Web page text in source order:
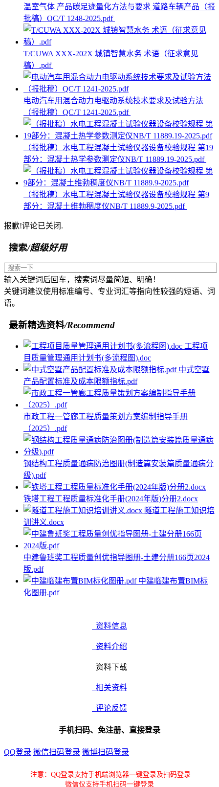
温室气体 产品碳足迹量化方法与要求 道路车辆产品（报
批稿）QC/T 1248-2025.pdf
T/CUWA XXX-202X 城镇智慧水务 术语（征求意见
稿）.pdf
电动汽车用混合动力电驱动系统技术要求及试验方法
（报批稿）QC/T 1241-2025.pdf
（报批稿）水电工程混凝土试验仪器设备校验规程 第19
部分：混凝土热学参数测定仪NB/T 11889.19-2025.pdf
（报批稿）水电工程混凝土试验仪器设备校验规程 第9
部分：混凝土维勃稠度仪NB/T 11889.9-2025.pdf
报歉!评论已关闭.
搜索/超级好用
输入关键词后回车，搜索词尽量简短、明确！
关键词建议使用标准编号、专业词汇等指向性较强的短语、词
语。
最新精选资料/Recommend
工程项
目质量管理通用计划书(多流程图).doc
中式空墅
产品配置标准及成本限额指标.pdf
市政工程一管廊工程质量策划方案编制指导手册
（2025）.pdf
钢结构工程质量通病防治图册(制造篇安装篇质量通病分
级).pdf
铁塔工程工程质量标准化手册(2024年版)分册2.docx
隧道工程施工知识培
训讲义.docx
中建鲁班奖工程质量创优指导图册-土建分册166页2024
版.pdf
中建临建布置BIM标
化图册.pdf
资料信息
资料介绍
资料下载
相关资料
评论反馈
手机扫码、免注册、直接登录
QQ登录 微信扫码登录 微博扫码登录
注意：QQ登录支持手机端浏览器一键登录及扫码登录
微信仅支持手机扫码一键登录